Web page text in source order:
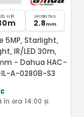
si IR lentila fixa
2.8mm
5MP, Starlight,
IR/LED 30m,
- Dahua HAC-
IL-A-0280B-S3
ora 14:00 și